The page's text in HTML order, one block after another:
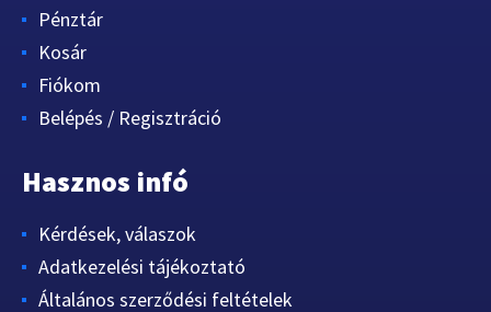
Pénztár
Kosár
Fiókom
Belépés / Regisztráció
Hasznos infó
Kérdések, válaszok
Adatkezelési tájékoztató
Általános szerződési feltételek